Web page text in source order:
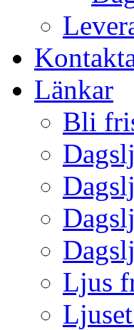
Länkar
Bli
Ljus